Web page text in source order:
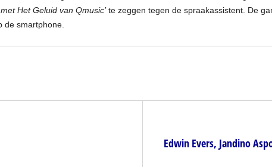
Het Geluid van Qmusic’te zeggen tegen de spraakassistent. De
de smartphone.
Edwin Evers, Jandino